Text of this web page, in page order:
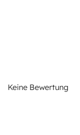
Keine Bewertung